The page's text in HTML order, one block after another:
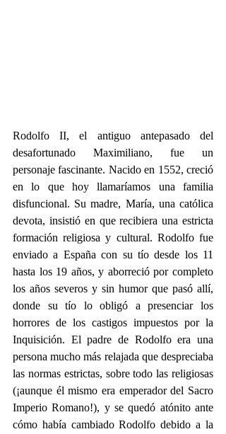
Rodolfo II, el antiguo antepasado del
desafortunado Maximiliano, fue un
personaje fascinante. Nacido en 1552, creció
en lo que hoy llamaríamos una familia
disfuncional. Su madre, María, una católica
devota, insistió en que recibiera una estricta
formación religiosa y cultural. Rodolfo fue
enviado a España con su tío desde los 11
hasta los 19 años, y aborreció por completo
los años severos y sin humor que pasó allí,
donde su tío lo obligó a presenciar los
horrores de los castigos impuestos por la
Inquisición. El padre de Rodolfo era una
persona mucho más relajada que despreciaba
las normas estrictas, sobre todo las religiosas
(¡aunque él mismo era emperador del Sacro
Imperio Romano!), y se quedó atónito ante
cómo había cambiado Rodolfo debido a la